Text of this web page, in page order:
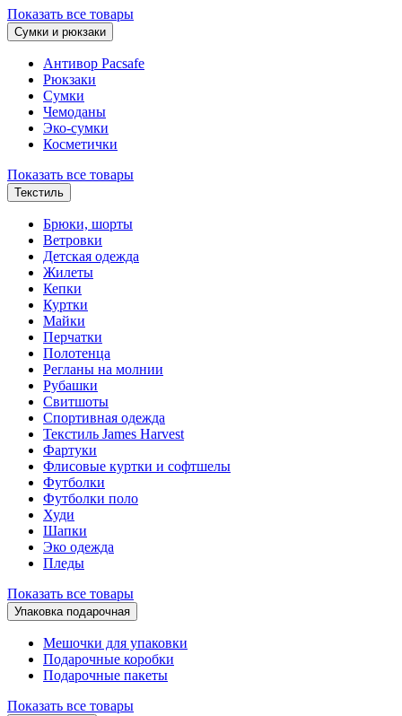
Показать все товары
Сумки и рюкзаки
Антивор Pacsafe
Рюкзаки
Сумки
Чемоданы
Эко-сумки
Косметички
Показать все товары
Текстиль
Брюки, шорты
Ветровки
Детская одежда
Жилеты
Кепки
Куртки
Майки
Перчатки
Полотенца
Регланы на молнии
Рубашки
Свитшоты
Спортивная одежда
Текстиль James Harvest
Фартуки
Флисовые куртки и софтшелы
Футболки
Футболки поло
Худи
Шапки
Эко одежда
Пледы
Показать все товары
Упаковка подарочная
Мешочки для упаковки
Подарочные коробки
Подарочные пакеты
Показать все товары